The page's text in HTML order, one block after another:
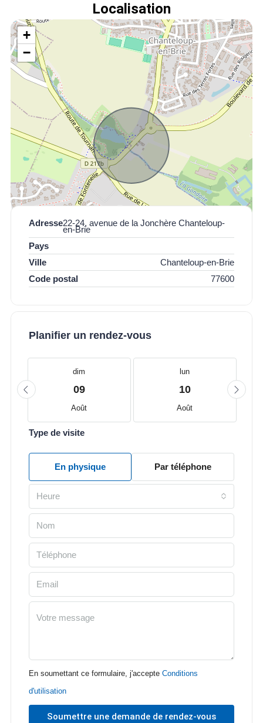
Localisation
+
−
Adresse22-24, avenue de la Jonchère Chanteloup-
en-Brie
Pays
Ville
Chanteloup-en-Brie
Code postal
77600
Planifier un rendez-vous
dim
09
Août
lun
10
Août
Type de visite
En physique Par téléphone
Heure
En soumettant ce formulaire, j'accepte Conditions
d'utilisation
Soumettre une demande de rendez-vous